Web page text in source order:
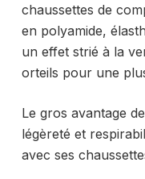
chaussettes de
en polyamide,
un effet strié à la
orteils pour une
Le gros avantage de
légèreté et
avec ses